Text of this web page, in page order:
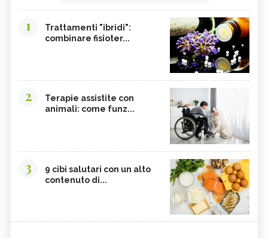
1
Trattamenti "ibridi":
combinare fisioter...
2
Terapie assistite con
animali: come funz...
3
9 cibi salutari con un alto
contenuto di...